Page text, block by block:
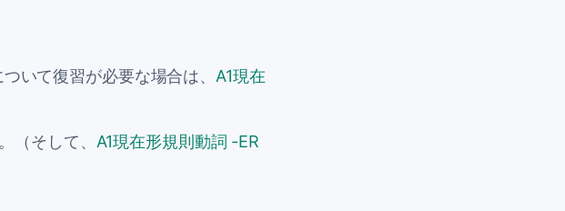
いて復習が必要な場合は、 A1現在
（そして、 A1現在形規則動詞 -ER